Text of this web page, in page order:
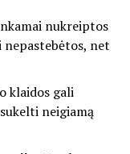
nukreiptos
net
klaidos gali
neigiamą